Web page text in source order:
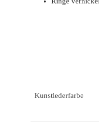
Kunstlederfarbe